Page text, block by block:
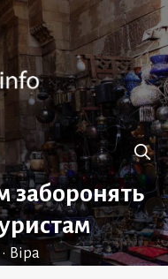
заборонять
• Віра